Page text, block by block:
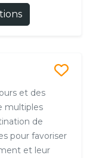
et des
multiples
de
pour favoriser
et leur